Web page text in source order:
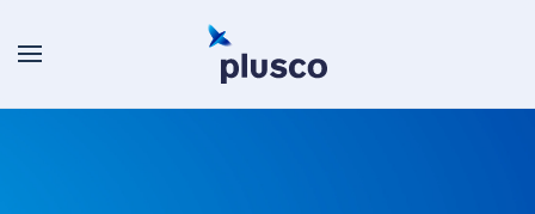
Skip to main content